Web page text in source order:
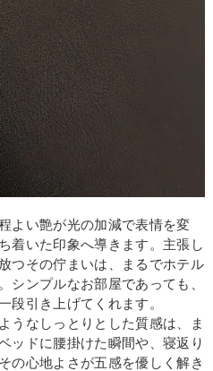
よい艶が光の加減で表情を変
着いた印象へ導きます。主張し
つその佇まいは、まるでホテル
シンプルなお部屋であっても、
段引き上げてくれます。
うなしっとりとした質感は、ま
ッドに腰掛けた瞬間や、寝返り
の心地よさが五感を優しく解き